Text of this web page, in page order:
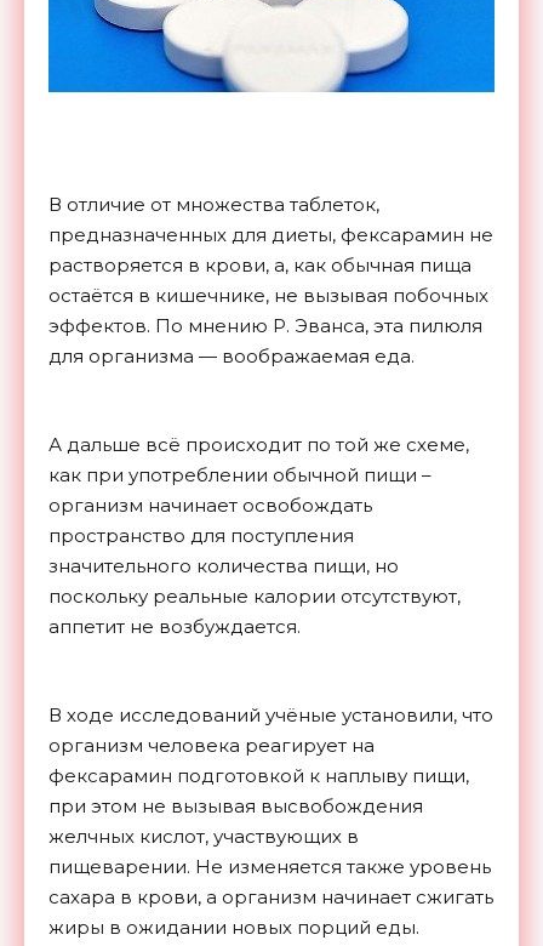
В отличие от множества таблеток,
предназначенных для диеты, фексарамин не
растворяется в крови, а, как обычная пища
остаётся в кишечнике, не вызывая побочных
эффектов. По мнению Р. Эванса, эта пилюля
для организма — воображаемая еда.
А дальше всё происходит по той же схеме,
как при употреблении обычной пищи –
организм начинает освобождать
пространство для поступления
значительного количества пищи, но
поскольку реальные калории отсутствуют,
аппетит не возбуждается.
В ходе исследований учёные установили, что
организм человека реагирует на
фексарамин подготовкой к наплыву пищи,
при этом не вызывая высвобождения
желчных кислот, участвующих в
пищеварении. Не изменяется также уровень
сахара в крови, а организм начинает сжигать
жиры в ожидании новых порций еды.